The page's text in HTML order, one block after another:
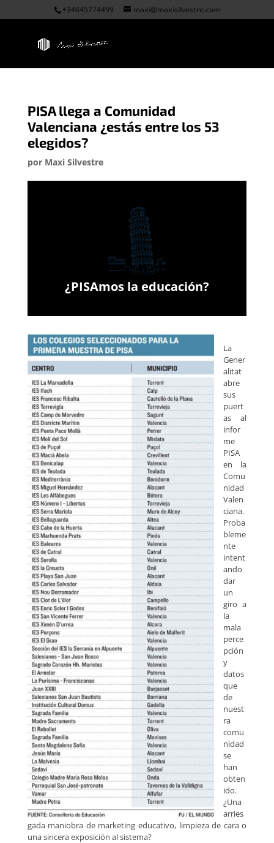
+34645774499 maxi@maxisilvestre.com
PISA llega a Comunidad
Valenciana ¿estás entre los 53
elegidos?
por Maxi Silvestre
¿PISAmos la educación?
La
Gener
alitat
abre
sus
puert
as al
infor
me
PISA
en la
Comu
nidad
Valen
ciana.
Proba
bleme
nte
intent
ando
dar
un
giro a
la
mala
perce
pción
y
datos
que
de
nuest
ra
comu
nidad
se
han
obten
ido.
¿Una
arries
gada maniobra de marketing educativo, limpieza de cara o
una sincera exposición al sistema?